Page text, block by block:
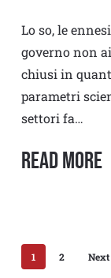
Lo so, le
governo non
chiusi in
parametri
settori fa…
Read More
1 2 Next